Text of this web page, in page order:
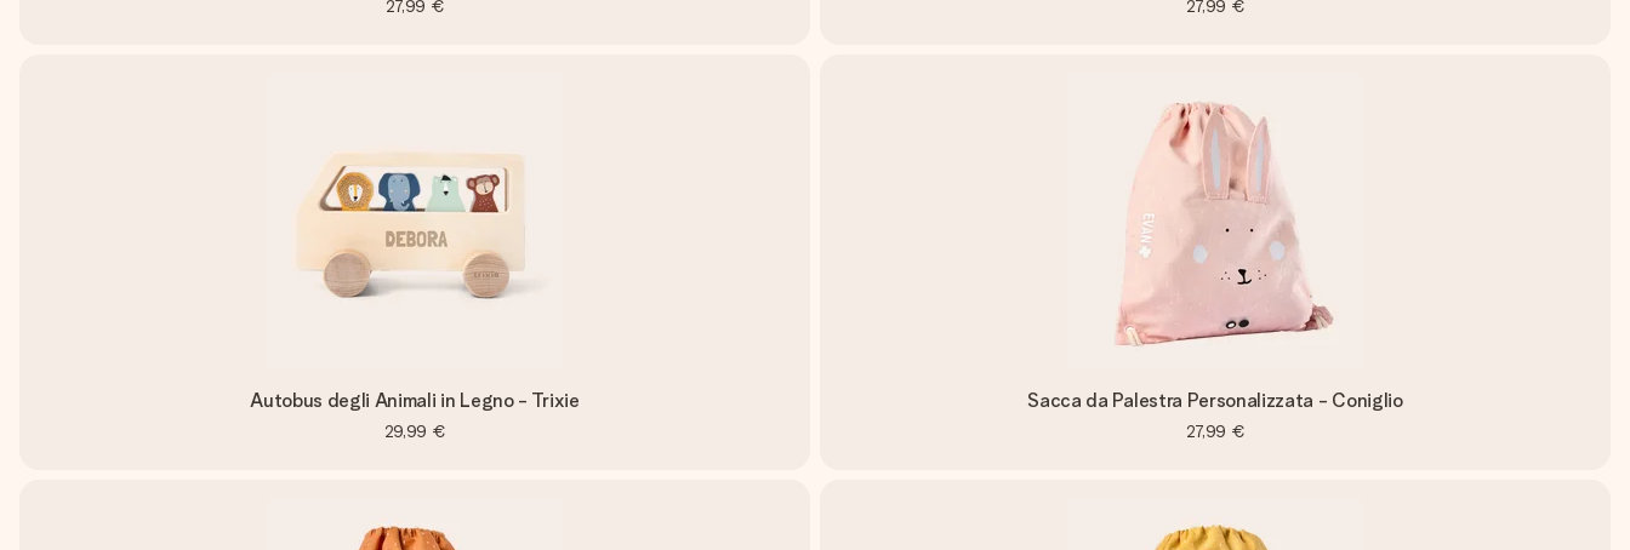
27,99 € 27,99 €
Autobus degli Animali in Legno - Trixie
29,99 €
Sacca da Palestra Personalizzata - Coniglio
27,99 €